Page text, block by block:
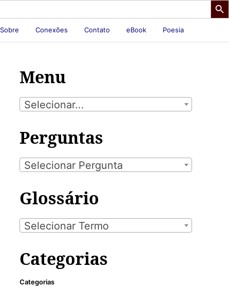
Sobre Conexões Contato eBook Poesia
Menu
Selecionar...
Perguntas
Selecionar Pergunta
Glossário
Selecionar Termo
Categorias
Categorias